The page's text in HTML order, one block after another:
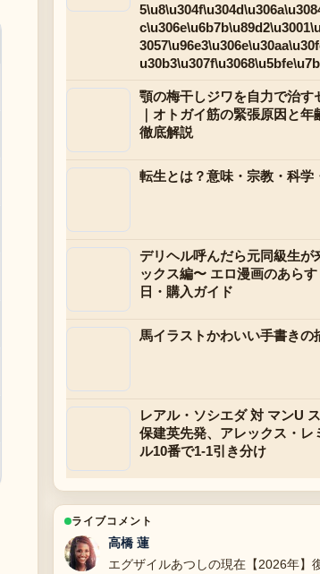
顎の梅干しジワを自力で治す
｜オトガイ筋の緊張原因と
徹底解説
転生とは？意味・宗教・科学
デリヘル呼んだら元同級生が
ックス編〜 エロ漫画のあら
日・購入ガイド
馬イラストかわいい手書きの
レアル・ソシエダ 対 マンU
保建英先発、アレックス・
ル10番で1-1引き分け
ライブコメント
高橋 蓮
エグザイルあつしの現在【2026年】